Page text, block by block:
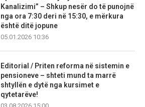
Kanalizimi” – Shkup nesër do të punojnë
nga ora 7:30 deri në 15:30, e mërkura
është ditë jopune
05.01.2026 10:36
Editorial / Priten reforma në sistemin e
pensioneve – shteti mund ta marrë
shtyllën e dytë nga kursimet e
qytetarëve!